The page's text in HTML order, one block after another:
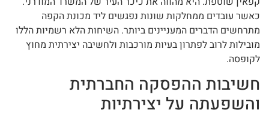
כאשר עובדים ממחלקות שונות נפגשים ליד מכונת הקפה
מתרחשים הדברים המעניינים ביותר. השיחות הלא רשמיות הללו
מובילות לרוב לפתרון בעיות מורכבות ולחשיבה יצירתית מחוץ
לקופסה.
חשיבות ההפסקה החברתית
והשפעתה על יצירתיות